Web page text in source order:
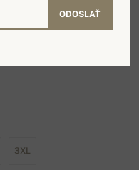
3XL
ODOSLAŤ